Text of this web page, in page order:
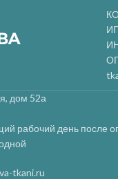
дом 52а
рабочий день после
tkani.ru